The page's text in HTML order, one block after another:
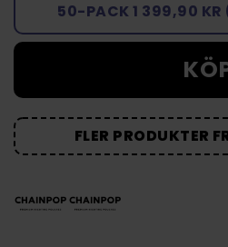
50-PACK 1 399,90
FLER PRODUKTER